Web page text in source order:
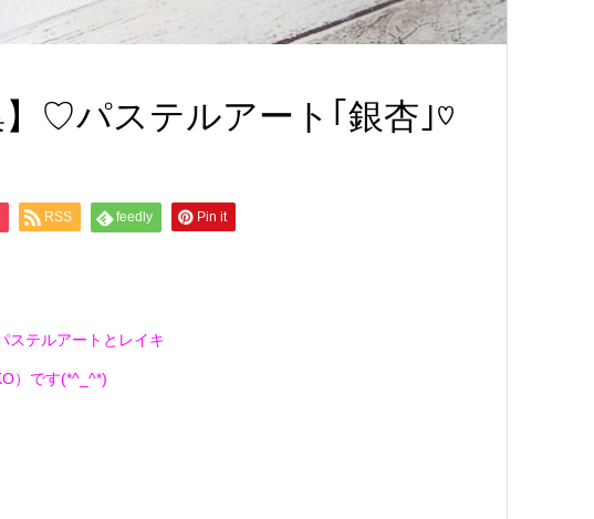
】♡パステルアート｢銀杏｣♡
RSS feedly Pin it
ステルアートとレイキ
）です(*^_^*)